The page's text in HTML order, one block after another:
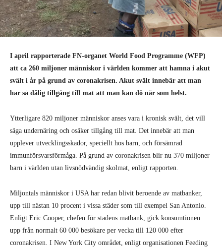
I april rapporterade FN-organet World Food Programme (WFP)
att ca 260 miljoner människor i världen kommer att hamna i akut
svält i år på grund av coronakrisen. Akut svält innebär att man
har så dålig tillgång till mat att man kan dö när som helst.
Ytterligare 820 miljoner människor anses vara i kronisk svält, det vill
säga undernäring och osäker tillgång till mat. Det innebär att man
upplever utvecklingsskador, speciellt hos barn, och försämrad
immunförsvarsförmåga. På grund av coronakrisen blir nu 370 miljoner
barn i världen utan livsnödvändig skolmat, enligt rapporten.
Miljontals människor i USA har redan blivit beroende av matbanker,
upp till nästan 10 procent i vissa städer som till exempel San Antonio.
Enligt Eric Cooper, chefen för stadens matbank, gick konsumtionen
upp från normalt 60 000 besökare per vecka till 120 000 efter
coronakrisen. I New York City området, enligt organisationen Feeding